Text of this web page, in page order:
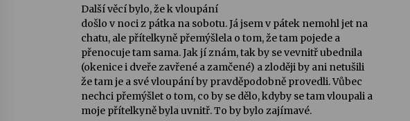
Další věcí bylo, že k vloupání
došlo v noci z pátka na sobotu. Já jsem v pátek nemohl jet na
chatu, ale přítelkyně přemýšlela o tom, že tam pojede a
přenocuje tam sama. Jak jí znám, tak by se vevnitř ubednila
(okenice i dveře zavřené a zamčené) a zloději by ani netušili
že tam je a své vloupání by pravděpodobně provedli. Vůbec
nechci přemýšlet o tom, co by se dělo, kdyby se tam vloupali a
moje přítelkyně byla uvnitř. To by bylo zajímavé.